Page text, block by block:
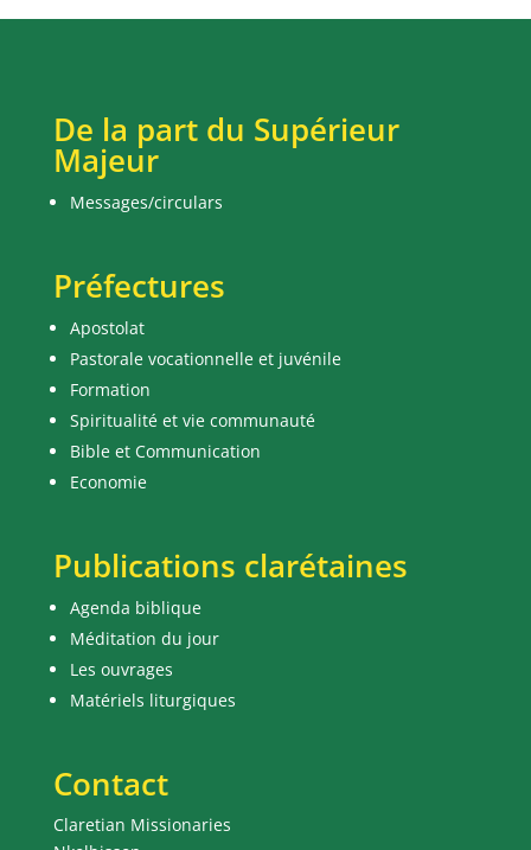
De la part du Supérieur
Majeur
Messages/circulars
Préfectures
Apostolat
Pastorale vocationnelle et juvénile
Formation
Spiritualité et vie communauté
Bible et Communication
Economie
Publications clarétaines
Agenda biblique
Méditation du jour
Les ouvrages
Matériels liturgiques
Contact
Claretian Missionaries